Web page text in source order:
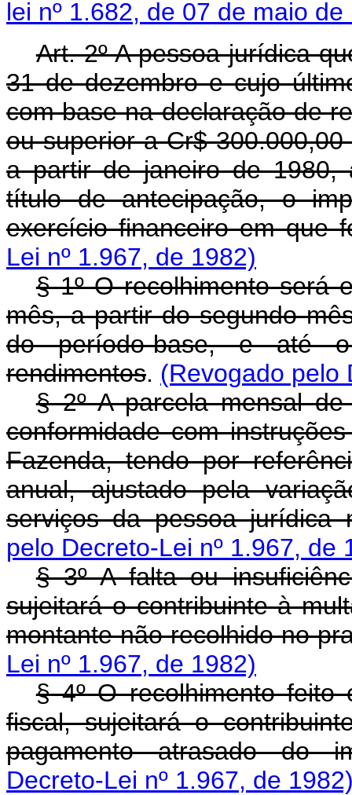
lei nº 1.682, de 07 de maio de
Art. 2º A pessoa jurídica
31 de dezembro e cujo
com base na declaração de
ou superior a Cr$
a partir de janeiro de 1980,
título de antecipação, o
exercício financeiro em que
Lei nº 1.967, de 1982)
§ 1º O recolhimento será
mês, a partir do segundo
do período-base, e até
rendimentos. (Revogado pelo
§ 2º A parcela mensal
conformidade com
Fazenda, tendo por
anual, ajustado pela
serviços da pessoa jurídica
pelo Decreto-Lei nº 1.967, de
§ 3º A falta ou
sujeitará o contribuinte à
montante não recolhido no
Lei nº 1.967, de 1982)
§ 4º O recolhimento feito
fiscal, sujeitará o
pagamento atrasado do
Decreto-Lei nº 1.967, de